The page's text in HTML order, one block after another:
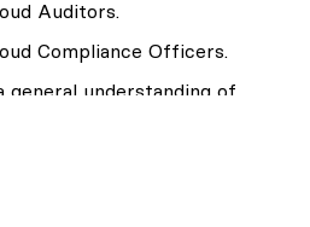
Auditors.
Compliance Officers.
general understanding of